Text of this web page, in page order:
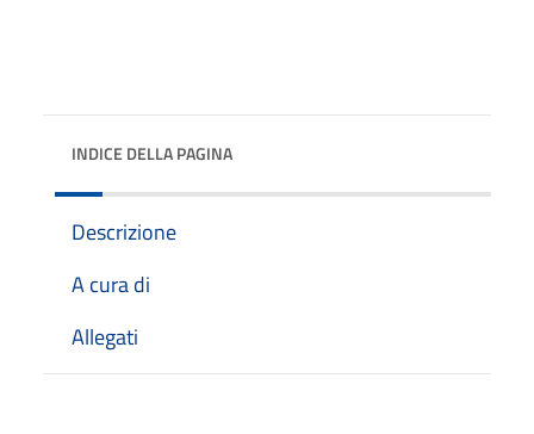
INDICE DELLA PAGINA
Descrizione
A cura di
Allegati